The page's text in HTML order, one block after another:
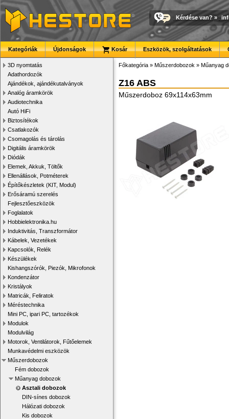
Kérdése van? »
Kategóriák Újdonságok Kosár Eszközök, szolgáltatások
3D nyomtatás
Adathordozók
Ajándékok, ajándékutalványok
Analóg áramkörök
Audiotechnika
Autó HiFi
Biztosítékok
Csatlakozók
Csomagolás és tárolás
Digitális áramkörök
Diódák
Elemek, Akkuk, Töltők
Ellenállások, Potméterek
Építőkészletek (KIT, Modul)
Erősáramú szerelés
Fejlesztőeszközök
Foglalatok
Hobbielektronika.hu
Induktivitás, Transzformátor
Kábelek, Vezetékek
Kapcsolók, Relék
Készülékek
Kishangszórók, Piezók, Mikrofonok
Kondenzátor
Kristályok
Matricák, Feliratok
Méréstechnika
Mini PC, ipari PC, tartozékok
Modulok
Modulvilág
Motorok, Ventilátorok, Fűtőelemek
Munkavédelmi eszközök
Műszerdobozok
Fém dobozok
Műanyag dobozok
Asztali dobozok
DIN-sínes dobozok
Hálózati dobozok
Kis dobozok
Főkategória » Műszerdobozok » Műanyag
Z16 ABS
Műszerdoboz 69x114x63mm